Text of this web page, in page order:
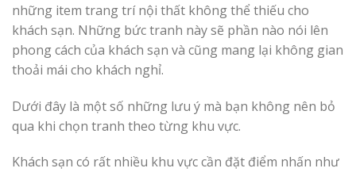
những item trang trí nội thất không thể thiếu cho
khách sạn. Những bức tranh này sẽ phần nào nói lên
phong cách của khách sạn và cũng mang lại không gian
thoải mái cho khách nghỉ.
Dưới đây là một số những lưu ý mà bạn không nên bỏ
qua khi chọn tranh theo từng khu vực.
Khách sạn có rất nhiều khu vực cần đặt điểm nhấn như